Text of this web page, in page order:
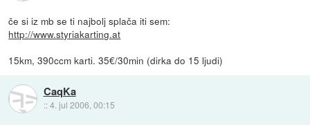
če si iz mb se ti najbolj splača iti sem:
http://www.styriakarting.at
15km, 390ccm karti. 35€/30min (dirka do 15 ljudi)
CaqKa
::4. jul 2006, 00:15